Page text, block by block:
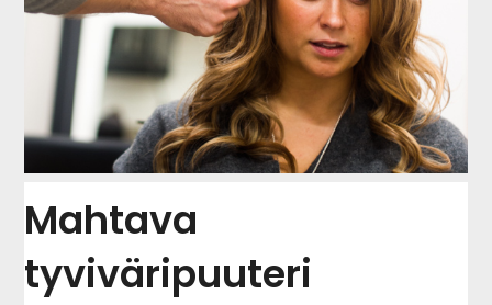
Mahtava
tyviväripuuteri